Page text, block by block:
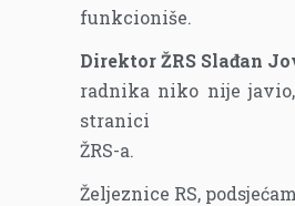
funkcioniše.
Direktor ŽRS Slađan
radnika niko nije
stranici
ŽRS-a.
Željeznice RS,